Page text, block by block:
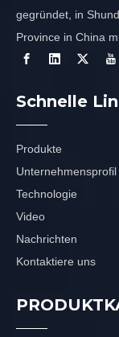
gegründet, in
Province in China
Schnelle
Produkte
Unternehmensprofil
Technologie
Video
Nachrichten
Kontaktiere uns